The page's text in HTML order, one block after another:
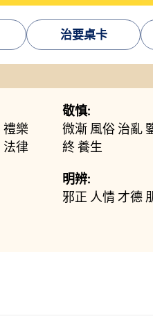
治要桌卡
禮樂
法律
敬慎:
微漸 風俗 治亂
終養生
明辨:
邪正 人情才德